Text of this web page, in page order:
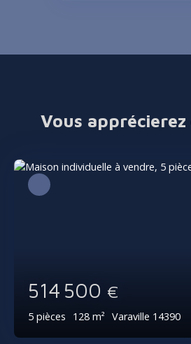
Vous apprécierez
514 500 €
5 pièces 128 m² Varaville 14390